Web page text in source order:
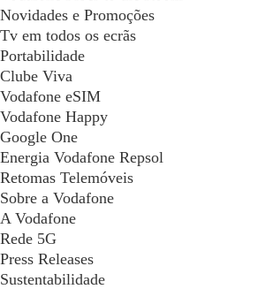
Novidades e Promoções
Tv em todos os ecrãs
Portabilidade
Clube Viva
Vodafone eSIM
Vodafone Happy
Google One
Energia Vodafone Repsol
Retomas Telemóveis
Sobre a Vodafone
A Vodafone
Rede 5G
Press Releases
Sustentabilidade